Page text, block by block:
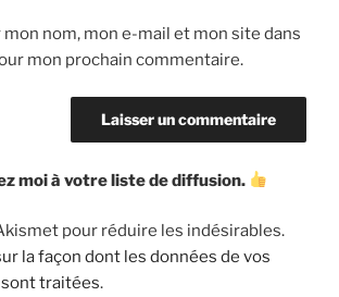
nom, mon e-mail et mon site dans
mon prochain commentaire.
moi à votre liste de diffusion.
pour réduire les indésirables.
la façon dont les données de vos
traitées.